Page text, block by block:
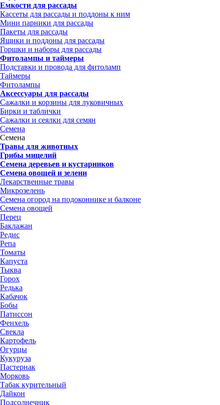
Емкости для рассады
Кассеты для рассады и поддоны к ним
Мини парники для рассады
Пакеты для рассады
Ящики и поддоны для рассады
Горшки и наборы для рассады
Фитолампы и таймеры
Подставки и провода для фитоламп
Таймеры
Фитолампы
Аксессуары для рассады
Сажалки и корзины для луковичных
Бирки и таблички
Сажалки и сеялки для семян
Семена
Семена
Травы для животных
Грибы мицелий
Семена деревьев и кустарников
Семена овощей и зелени
Лекарственные травы
Микрозелень
Семена огород на подоконнике и балконе
Семена овощей
Перец
Баклажан
Редис
Репа
Томаты
Капуста
Тыква
Горох
Редька
Кабачок
Бобы
Патиссон
Фенхель
Свекла
Картофель
Огурцы
Кукуруза
Пастернак
Морковь
Табак курительный
Дайкон
Подсолнечник